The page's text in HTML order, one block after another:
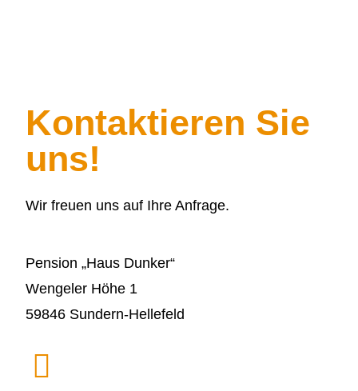
Kontaktieren Sie
uns!
Wir freuen uns auf Ihre Anfrage.
Pension „Haus Dunker“
Wengeler Höhe 1
59846 Sundern-Hellefeld